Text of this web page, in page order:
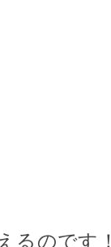
るのです！